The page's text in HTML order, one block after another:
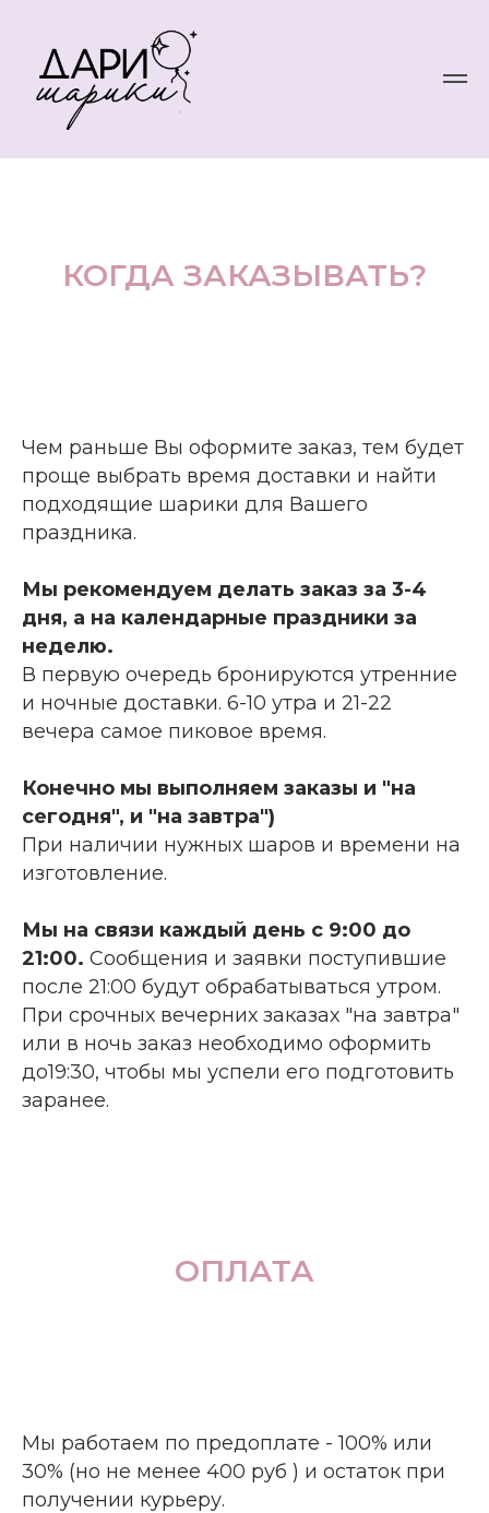
КОГДА ЗАКАЗЫВАТЬ?
Чем раньше Вы оформите заказ, тем будет
проще выбрать время доставки и найти
подходящие шарики для Вашего
праздника.
Мы рекомендуем делать заказ за 3-4
дня, а на календарные праздники за
неделю.
В первую очередь бронируются утренние
и ночные доставки. 6-10 утра и 21-22
вечера самое пиковое время.
Конечно мы выполняем заказы и "на
сегодня", и "на завтра")
При наличии нужных шаров и времени на
изготовление.
Мы на связи каждый день с 9:00 до
21:00. Сообщения и заявки поступившие
после 21:00 будут обрабатываться утром.
При срочных вечерних заказах "на завтра"
или в ночь заказ необходимо оформить
до19:30, чтобы мы успели его подготовить
заранее.
ОПЛАТА
Мы работаем по предоплате - 100% или
30% (но не менее 400 руб ) и остаток при
получении курьеру.